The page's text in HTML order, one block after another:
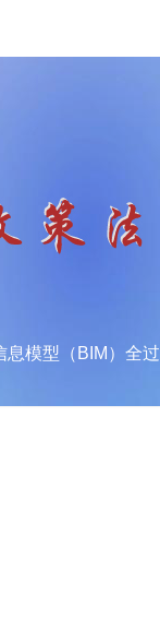
息模型（BIM）全过